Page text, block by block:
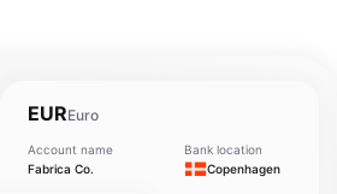
EUREuro
Account name
Fabrica Co.
Bank location
Copenhagen